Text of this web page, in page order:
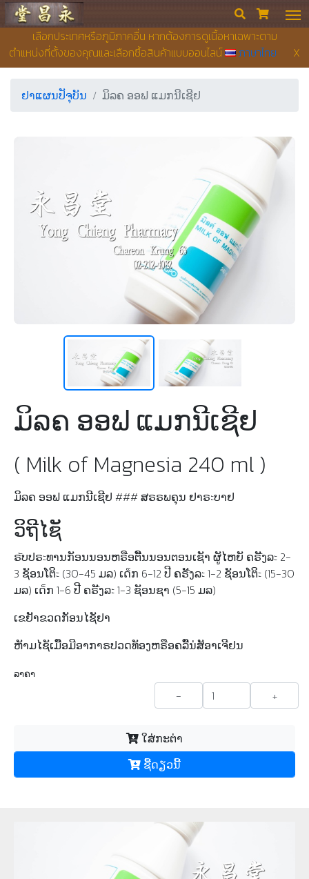
เลือกประเทศหรือภูมิภาคอื่น หากต้องการดูเนื้อหาเฉพาะตาม
ตำแหน่งที่ตั้งของคุณและเลือกซื้อสินค้าแบบออนไลน์
ภาษาไทย X
ຮ້ານຂາຍຢາ ຢງເຊີຍງຕຶ໊ງ  
ຢາແຜນປັຈຸບັນ ມິລຄ ອອຟ ແມກນີເຊີຢ
ມິລຄ ອອຟ ແມກນີເຊີຢ
( Milk of Magnesia 240 ml )
ມິລຄ ອອຟ ແມກນີເຊີຢ ### ສຣຣພຄຸນ ຢາຣะບາຢ
ວິຖີໄຊັ
ຣัບປຣะທານກັອນນອນຫຣືອຕືັນນອນຕອນເຊັາ ຜູັໄຫຍັ ຄຣัັງລะ 2-
3 ຊັອນໂຕິะ (30-45 ມລ) ເດ็ກ 6-12 ປີ ຄຣัັງລะ 1-2 ຊັອນໂຕິะ (15-30
ມລ) ເດ็ກ 1-6 ປີ ຄຣัັງລะ 1-3 ຊັອນຊາ (5-15 ມລ)
ເຂຢັາຂວດກັອນໄຊັຢາ
ຫັາມໄຊັເມືັອມີອາກາຣປວດທັອງຫຣືອຄລືັນ່ສັອາເຈີຢນ
ລາຄາ
- +
ໃສ່ກະຕ່າ
ຊື້​ດຽວ​ນີ້